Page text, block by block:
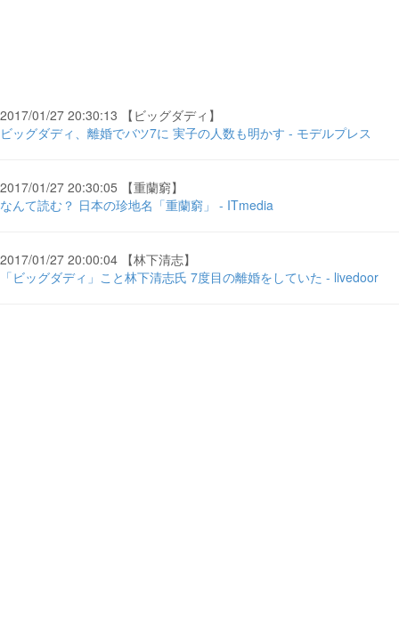
2017/01/27 20:30:13 【ビッグダディ】
ビッグダディ、離婚でバツ7に 実子の人数も明かす - モデルプレス
2017/01/27 20:30:05 【重蘭窮】
なんて読む？ 日本の珍地名「重蘭窮」 - ITmedia
2017/01/27 20:00:04 【林下清志】
「ビッグダディ」こと林下清志氏 7度目の離婚をしていた - livedoor